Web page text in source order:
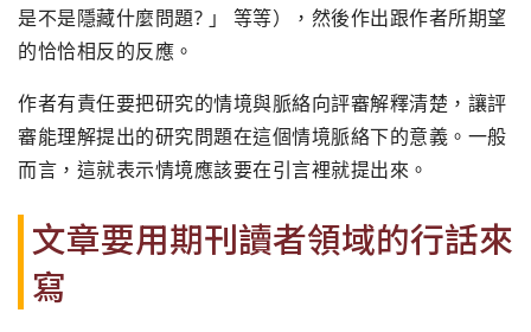
是不是隱藏什麼問題? 」 等等），然後作出跟作者所期望
的恰恰相反的反應。
作者有責任要把研究的情境與脈絡向評審解釋清楚，讓評
審能理解提出的研究問題在這個情境脈絡下的意義。一般
而言，這就表示情境應該要在引言裡就提出來。
文章要用期刊讀者領域的行話來
寫